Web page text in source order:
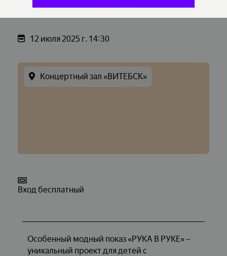
12 июля 2025 г. 14:30
Концертный зал «ВИТЕБСК»
Вход бесплатный
Особенный модный показ «РУКА В РУКЕ» –
уникальный проект для детей с